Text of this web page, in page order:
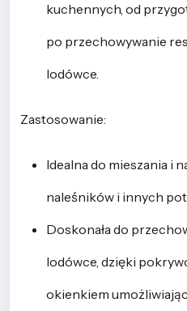
kuchennych, od
po przechowywanie
lodówce.
Zastosowanie:
Idealna do mieszania i
naleśników i innych
Doskonała do
lodówce, dzięki
okienkiem